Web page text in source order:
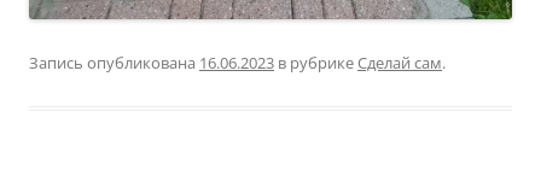
Запись опубликована 16.06.2023 в рубрикеСделай сам.